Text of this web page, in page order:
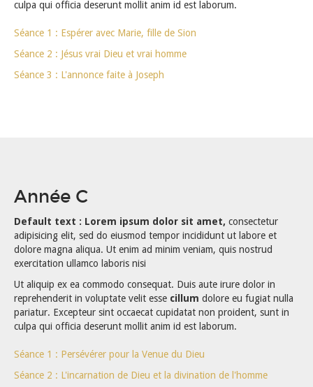
culpa qui officia deserunt mollit anim id est laborum.
Séance 1 : Espérer avec Marie, fille de Sion
Séance 2 : Jésus vrai Dieu et vrai homme
Séance 3 : L'annonce faite à Joseph
Année C
Default text : Lorem ipsum dolor sit amet, consectetur
adipisicing elit, sed do eiusmod tempor incididunt ut labore et
dolore magna aliqua. Ut enim ad minim veniam, quis nostrud
exercitation ullamco laboris nisi
Ut aliquip ex ea commodo consequat. Duis aute irure dolor in
reprehenderit in voluptate velit esse cillum dolore eu fugiat nulla
pariatur. Excepteur sint occaecat cupidatat non proident, sunt in
culpa qui officia deserunt mollit anim id est laborum.
Séance 1 : Persévérer pour la Venue du Dieu
Séance 2 : L'incarnation de Dieu et la divination de l'homme